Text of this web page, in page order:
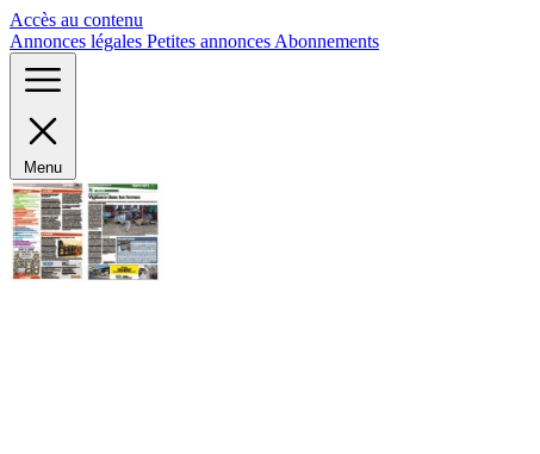
Accès au contenu
Annonces légales Petites annonces Abonnements
Menu
Panneau de gestion des cookies